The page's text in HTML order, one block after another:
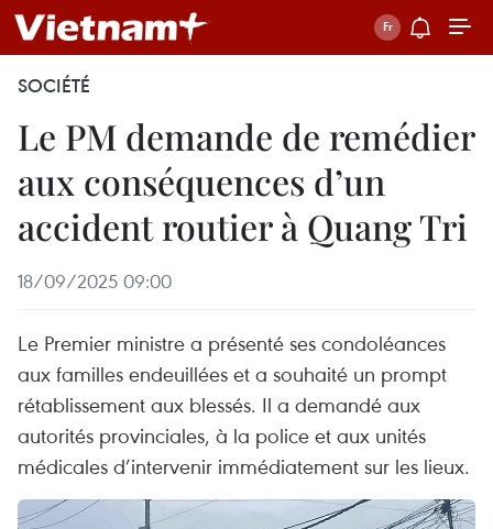
SOCIÉTÉ
Le PM demande de remédier
aux conséquences d’un
accident routier à Quang Tri
18/09/2025 09:00
Le Premier ministre a présenté ses condoléances
aux familles endeuillées et a souhaité un prompt
rétablissement aux blessés. Il a demandé aux
autorités provinciales, à la police et aux unités
médicales d’intervenir immédiatement sur les lieux.